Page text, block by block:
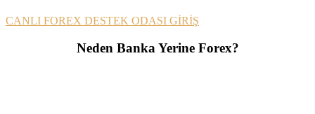
CANLI FOREX DESTEK ODASI GİRİŞ
Neden Banka Yerine Forex?